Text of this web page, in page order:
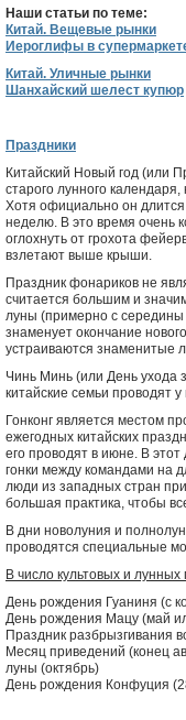
Наши статьи по теме:
Китай. Вещевые рынки
Иероглифы в
Китай. Уличные рынки
Шанхайский шелест купюр
Праздники
Китайский Новый год (или
старого лунного
Хотя официально он
неделю. В это время очень
оглохнуть от грохота
взлетают выше крыши.
Праздник фонариков не
считается большим и
луны (примерно с
знаменует окончание
устраиваются знаменитые
Чинь Минь (или День ухода
китайские семьи проводят
Гонконг является местом
ежегодных китайских
его проводят в июне. В
гонки между командами на
люди из западных стран
большая практика, чтобы
В дни новолуния и
проводятся специальные
В число культовых и лунных
День рождения Гуаниня (с
День рождения Мацу (май
Праздник разбрызгивания
Месяц приведений (конец
луны (октябрь)
День рождения Конфуция